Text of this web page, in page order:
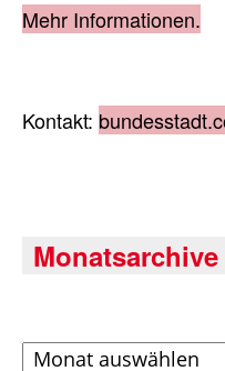
Mehr Informationen.
Kontakt:
Monatsarchive
Archiv